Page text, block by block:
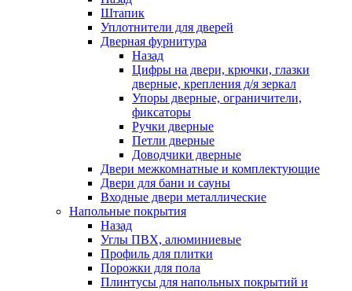
Штапик
Уплотнители для дверей
Дверная фурнитура
Назад
Цифры на двери, крючки, глазки
дверные, крепления д/я зеркал
Упоры дверные, ограничители,
фиксаторы
Ручки дверные
Петли дверные
Доводчики дверные
Двери межкомнатные и комплектующие
Двери для бани и сауны
Входные двери металлические
Напольные покрытия
Назад
Углы ПВХ, алюминиевые
Профиль для плитки
Порожки для пола
Плинтусы для напольных покрытий и